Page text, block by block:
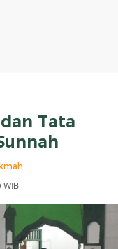
Tata
WIB